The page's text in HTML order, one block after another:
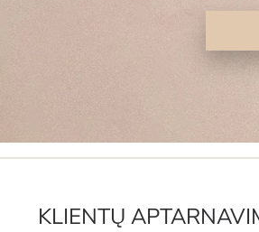
KLIENTŲ